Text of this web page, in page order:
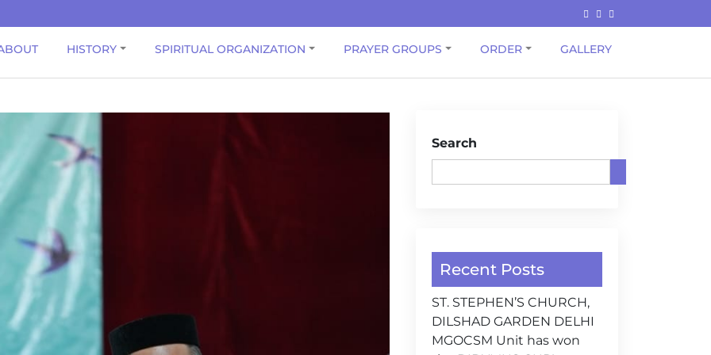
HISTORY SPIRITUAL ORGANIZATION PRAYER GROUPS ORDER GALLERY
Search
Recent Posts
ST. STEPHEN’S CHURCH,
DILSHAD GARDEN DELHI
MGOCSM Unit has won